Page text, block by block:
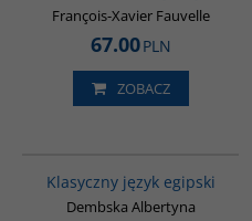
François-Xavier Fauvelle
67.00PLN
ZOBACZ
Klasyczny język egipski
Dembska Albertyna